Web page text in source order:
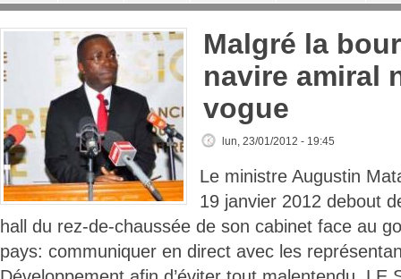
ACCUEIL
Malgré la
navire amiral
vogue
lun, 23/01/2012 - 19:45
Le ministre Augustin
19 janvier 2012 debout
hall du rez-de-chaussée de son cabinet face au
pays: communiquer en direct avec les